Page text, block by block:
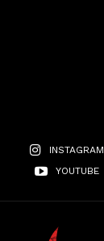
INSTAGRAM
YOUTUBE